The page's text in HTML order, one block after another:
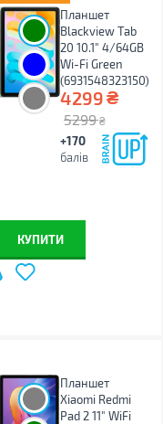
Планшет
Blackview Tab
20 10.1" 4/64GB
Wi-Fi Green
(6931548323150)
4299₴
5299 ₴
+170
балів
КУПИТИ
Планшет
Xiaomi Redmi
Pad 2 11" WiFi